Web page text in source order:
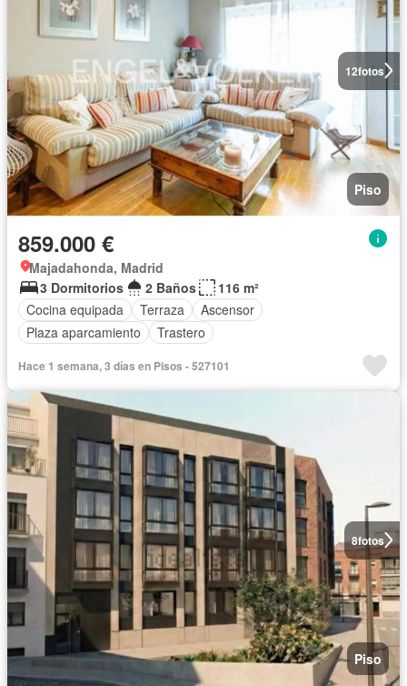
12fotos
Piso
859.000 €
Majadahonda, Madrid
3 Dormitorios
2 Baños
116 m²
Cocina equipada
Terraza
Ascensor
Plaza aparcamiento
Trastero
Hace 1 semana, 3 días en Pisos - 527101
8fotos
Piso